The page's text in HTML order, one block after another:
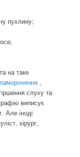
пухлину;
на таке
,
слуху та
виписує
Але іноді
хірург,